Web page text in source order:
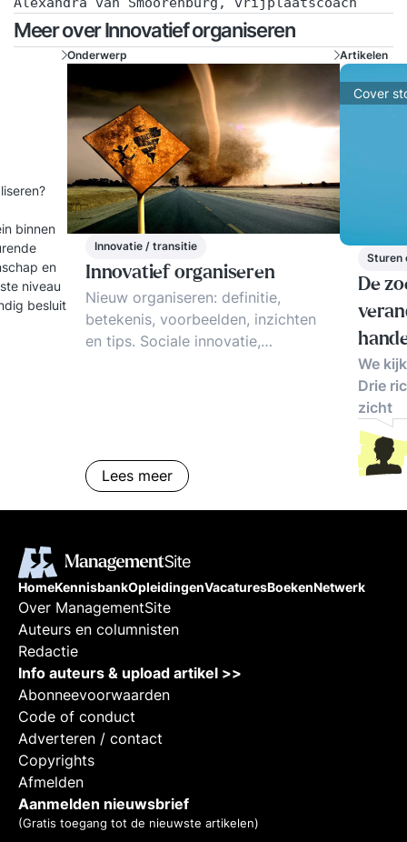
Meer over Innovatief organiseren
binnen
en
niveau
besluit
Onderwerp
Innovatie / transitie
Innovatief organiseren
Nieuw organiseren: definitie,
betekenis, voorbeelden, inzichten
en tips. Sociale innovatie,
Lees meer
Artikelen
Cover
Sturen
De
We
Drie
zicht
HomeKennisbankOpleidingenVacaturesBoekenNetwerk
Over ManagementSite
Auteurs en columnisten
Redactie
Info auteurs & upload artikel >>
Abonneevoorwaarden
Code of conduct
Adverteren / contact
Copyrights
Afmelden
Aanmelden nieuwsbrief
(Gratis toegang tot de nieuwste artikelen)